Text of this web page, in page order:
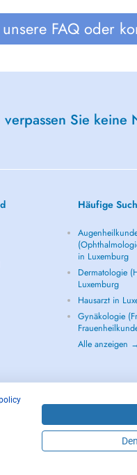
FAQ oder
Sie keine
Häufige
in Luxemburg
Dermatologie
Luxemburg
Hausarzt in
Gynäkologie
Alle anzeigen
Copyright © 2026 -